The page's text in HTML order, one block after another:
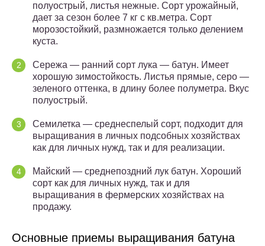
полуострый, листья нежные. Сорт урожайный,
дает за сезон более 7 кг с кв.метра. Сорт
морозостойкий, размножается только делением
куста.
Сережа — ранний сорт лука — батун. Имеет
хорошую зимостойкость. Листья прямые, серо —
зеленого оттенка, в длину более полуметра. Вкус
полуострый.
Семилетка — среднеспелый сорт, подходит для
выращивания в личных подсобных хозяйствах
как для личных нужд, так и для реализации.
Майский — среднепоздний лук батун. Хороший
сорт как для личных нужд, так и для
выращивания в фермерских хозяйствах на
продажу.
Основные приемы выращивания батуна